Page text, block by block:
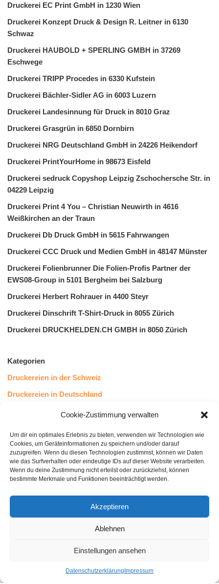
Cookie-Zustimmung verwalten
Um dir ein optimales Erlebnis zu bieten, verwenden wir Technologien wie
Cookies, um Geräteinformationen zu speichern und/oder darauf
zuzugreifen. Wenn du diesen Technologien zustimmst, können wir Daten
wie das Surfverhalten oder eindeutige IDs auf dieser Website verarbeiten.
Wenn du deine Zustimmung nicht erteilst oder zurückziehst, können
bestimmte Merkmale und Funktionen beeinträchtigt werden.
Akzeptieren
Ablehnen
Einstellungen ansehen
Datenschutzerklärung Impressum
Druckerei EC Print GmbH in 1230 Wien
Druckerei Konzept Druck & Design R. Leitner in 6130
Schwaz
Druckerei HAUBOLD + SPERLING GMBH in 37269
Eschwege
Druckerei TRIPP Procedes in 6330 Kufstein
Druckerei Bächler-Sidler AG in 6003 Luzern
Druckerei Landesinnung für Druck in 8010 Graz
Druckerei Grasgrün in 6850 Dornbirn
Druckerei NRG Deutschland GmbH in 24226 Heikendorf
Druckerei PrintYourHome in 98673 Eisfeld
Druckerei sedruck Copyshop Leipzig Zschochersche Str. in
04229 Leipzig
Druckerei Print 4 You – Christian Neuwirth in 4616
Weißkirchen an der Traun
Druckerei Db Druck GmbH in 5615 Fahrwangen
Druckerei CCC Druck und Medien GmbH in 48147 Münster
Druckerei Folienbrunner Die Folien-Profis Partner der
EWS08-Group in 5101 Bergheim bei Salzburg
Druckerei Herbert Rohrauer in 4400 Steyr
Druckerei Dinschrift T-Shirt-Druck in 8055 Zürich
Druckerei DRUCKHELDEN.CH GMBH in 8050 Zürich
Kategorien
Druckereien in der Schweiz
Druckereien in Deutschland
Druckereien in Österreich
Kundenstimmen
43Leserstimmen